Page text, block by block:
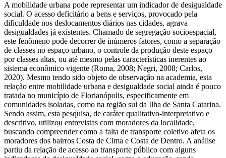
A mobilidade urbana pode representar um indicador de desigualdade
social. O acesso deficitário a bens e serviços, provocado pela
dificuldade nos deslocamentos diários nas cidades, agrava
desigualdades já existentes. Chamado de segregação socioespacial,
este fenômeno pode decorrer de inúmeros fatores, como a separação
de classes no espaço urbano, o controle da produção deste espaço
por classes altas, ou até mesmo pelas características inerentes ao
sistema econômico vigente (Roma, 2008; Negri, 2008; Carlos,
2020). Mesmo tendo sido objeto de observação na academia, esta
relação entre mobilidade urbana e desigualdade social ainda é pouco
tratada no município de Florianópolis, especificamente em
comunidades isoladas, como na região sul da Ilha de Santa Catarina.
Sendo assim, esta pesquisa, de caráter qualitativo-interpretativo e
descritivo, utilizou entrevistas com moradores da localidade,
buscando compreender como a falta de transporte coletivo afeta os
moradores dos bairros Costa de Cima e Costa de Dentro. A análise
partiu da relação de acesso ao transporte público com alguns